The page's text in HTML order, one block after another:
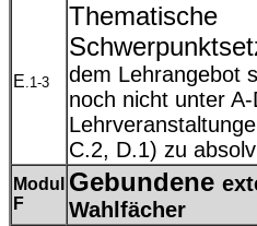
E.1-3
Thematische
dem Lehrangebot
noch nicht unter
C.2, D.1) zu
Modul
F
Gebundene
Wahlfächer